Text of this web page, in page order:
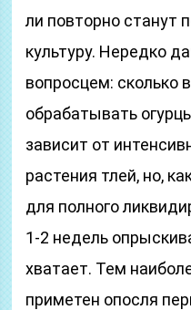
ли повторно станут
культуру. Нередко
вопросцем: сколько
обрабатывать
зависит от
растения тлей, но,
для полного
1-2 недель
хватает. Тем
приметен опосля